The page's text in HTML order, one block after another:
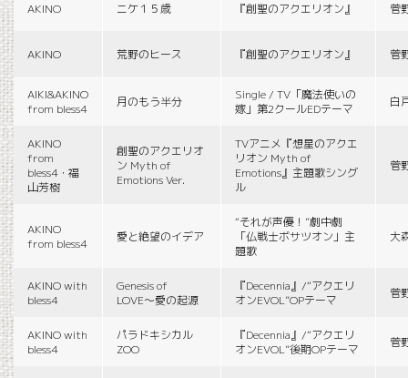
AKINO ニケ１５歳 『創聖のアクエリオン』 菅
AKINO 荒野のヒース 『創聖のアクエリオン』 菅
AIKI&AKINO
from bless4
月のもう半分
Single / TV「魔法使いの
嫁」第2クールEDテーマ
白
AKINO
from
bless4・福
山芳樹
創聖のアクエリオ
ン Myth of
Emotions Ver.
TVアニメ『想星のアクエ
リオン Myth of
Emotions』主題歌シング
ル
菅
AKINO
from bless4
愛と絶望のイデア
“それが声優！”劇中劇
「仏戦士ボサツオン」主
題歌
大
AKINO with
bless4
Genesis of
LOVE〜愛の起源
『Decennia』/“アクエリ
オンEVOL”OPテーマ
菅
AKINO with
bless4
パラドキシカル
ZOO
『Decennia』/“アクエリ
オンEVOL”後期OPテーマ
菅